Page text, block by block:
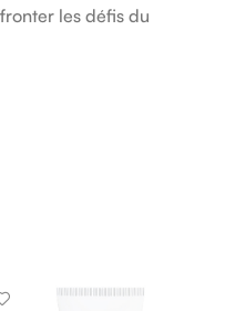
les défis du